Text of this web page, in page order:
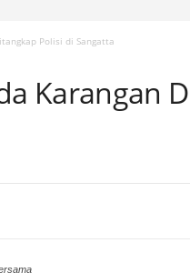
Polisi di Sangatta
Karangan